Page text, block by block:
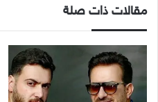
مقالات ذات صلة